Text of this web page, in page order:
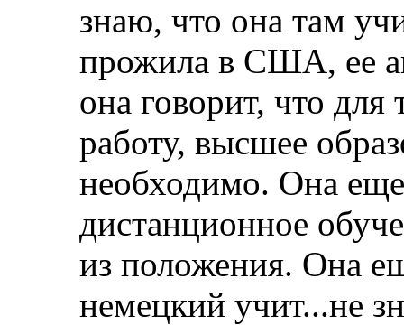
знаю, что она там
прожила в США, ее
она говорит, что
работу, высшее
необходимо. Она еще
дистанционное
из положения. Она
немецкий учит...не